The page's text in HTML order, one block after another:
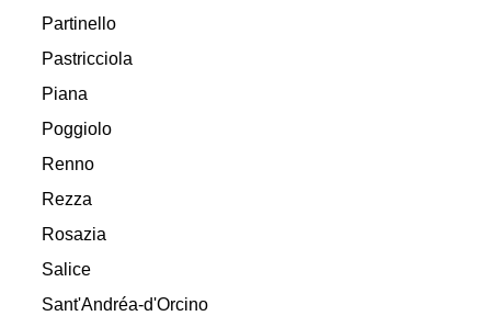
Partinello
Pastricciola
Piana
Poggiolo
Renno
Rezza
Rosazia
Salice
Sant'Andréa-d'Orcino